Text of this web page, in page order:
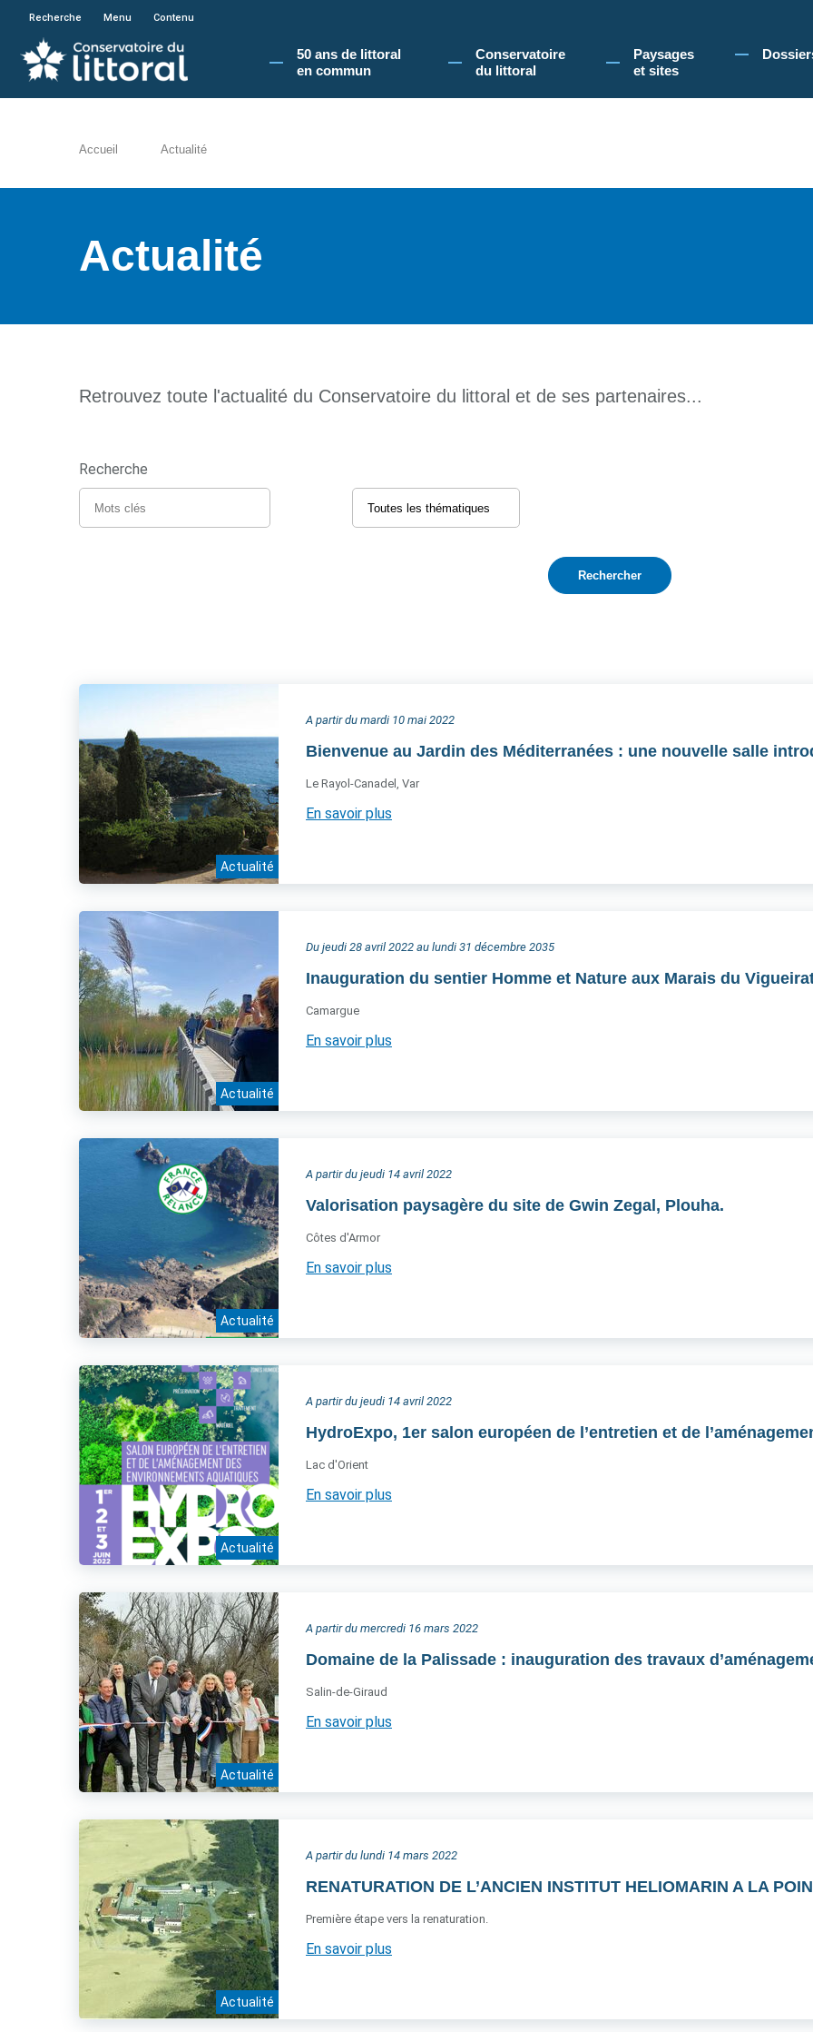
En poursuivant votre navigation sur le site du Conservatoire du littoral, vous acceptez l'utilisation de cookies pour vous
Recherche Menu Contenu
50 ans de littoral
en commun​
Conservatoire
du littoral
Paysages
et sites
Accueil Actualité
Actualité
Retrouvez toute l'actualité du Conservatoire du littoral et de ses partenaires...
Recherche
Actualité
A partir du mardi 10 mai 2022
Bienvenue au Jardin des Méditerranées : une nouvelle salle
Le Rayol-Canadel, Var
En savoir plus
Actualité
Du jeudi 28 avril 2022 au lundi 31 décembre 2035
Inauguration du sentier Homme et Nature aux Marais du
Camargue
En savoir plus
Actualité
A partir du jeudi 14 avril 2022
Valorisation paysagère du site de Gwin Zegal, Plouha.
Côtes d'Armor
En savoir plus
Actualité
A partir du jeudi 14 avril 2022
HydroExpo, 1er salon européen de l’entretien et de
Lac d'Orient
En savoir plus
Actualité
A partir du mercredi 16 mars 2022
Domaine de la Palissade : inauguration des travaux
Salin-de-Giraud
En savoir plus
Actualité
A partir du lundi 14 mars 2022
RENATURATION DE L’ANCIEN INSTITUT HELIOMARIN A LA
Première étape vers la renaturation.
En savoir plus